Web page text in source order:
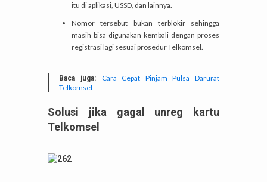
itu di aplikasi, USSD, dan lainnya.
Nomor tersebut bukan terblokir sehingga
masih bisa digunakan kembali dengan proses
registrasi lagi sesuai prosedur Telkomsel.
Baca juga: Cara Cepat Pinjam Pulsa Darurat
Telkomsel
Solusi jika gagal unreg kartu
Telkomsel